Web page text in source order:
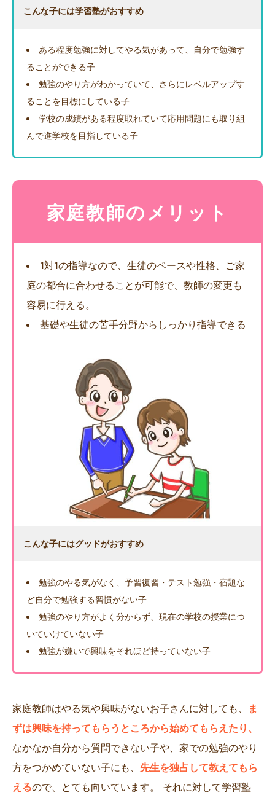
こんな子には学習塾がおすすめ
ある程度勉強に対してやる気があって、自分で勉強す
ることができる子
勉強のやり方がわかっていて、さらにレベルアップす
ることを目標にしている子
学校の成績がある程度取れていて応用問題にも取り組
んで進学校を目指している子
家庭教師のメリット
1対1の指導なので、生徒のペースや性格、ご家
庭の都合に合わせることが可能で、教師の変更も
容易に行える。
基礎や生徒の苦手分野からしっかり指導できる
こんな子にはグッドがおすすめ
勉強のやる気がなく、予習復習・テスト勉強・宿題な
ど自分で勉強する習慣がない子
勉強のやり方がよく分からず、現在の学校の授業につ
いていけていない子
勉強が嫌いで興味をそれほど持っていない子
家庭教師はやる気や興味がないお子さんに対しても、
ま
ずは興味を持ってもらうところから始めてもらえたり、
なかなか自分から質問できない子や、家での勉強のやり
方をつかめていない子にも、 先生を独占して教えてもら
えるので、とても向いています。 それに対して学習塾